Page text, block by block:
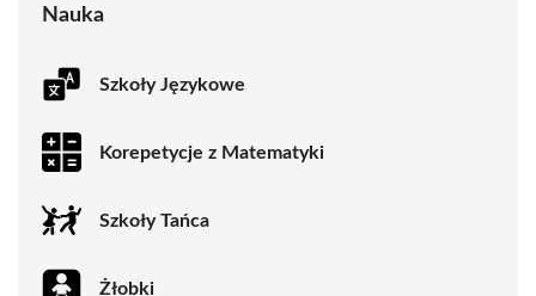
Nauka
Szkoły Językowe
Korepetycje z Matematyki
Szkoły Tańca
Żłobki